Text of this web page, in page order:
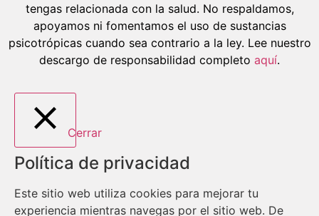
tengas relacionada con la salud. No respaldamos,
apoyamos ni fomentamos el uso de sustancias
psicotrópicas cuando sea contrario a la ley. Lee nuestro
descargo de responsabilidad completo aquí.
Cerrar
Política de privacidad
Este sitio web utiliza cookies para mejorar tu
experiencia mientras navegas por el sitio web. De